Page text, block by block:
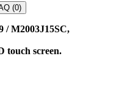
(0)
/ M2003J15SC,
touch screen.